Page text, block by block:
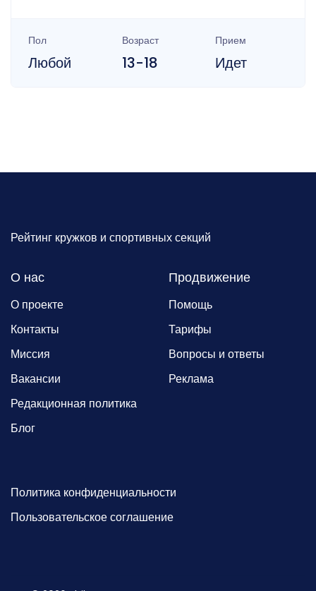
Пол
Любой
Возраст
13-18
Прием
Идет
Рейтинг кружков и спортивных секций
О нас
О проекте
Контакты
Миссия
Вакансии
Редакционная политика
Блог
Продвижение
Помощь
Тарифы
Вопросы и ответы
Реклама
Политика конфиденциальности
Пользовательское соглашение